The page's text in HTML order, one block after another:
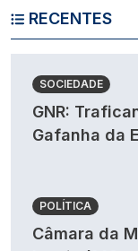
RECENTES
SOCIEDADE
GNR:
Gafanha da
POLÍTICA
Câmara da